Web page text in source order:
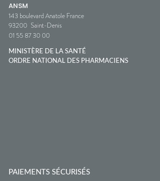
ANSM
143 boulevard Anatole France
93200 Saint-Denis
01 55 87 30 00
MINISTÈRE DE LA SANTÉ
ORDRE NATIONAL DES PHARMACIENS
PAIEMENTS SÉCURISÉS